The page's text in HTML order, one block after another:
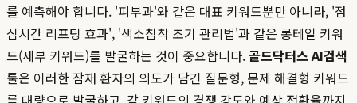
를 예측해야 합니다. '피부과'와 같은 대표 키워드뿐만 아니라, '점
심시간 리프팅 효과', '색소침착 초기 관리법'과 같은 롱테일 키워
드(세부 키워드)를 발굴하는 것이 중요합니다. 골드닥터스 AI검색
툴은 이러한 잠재 환자의 의도가 담긴 질문형, 문제 해결형 키워드